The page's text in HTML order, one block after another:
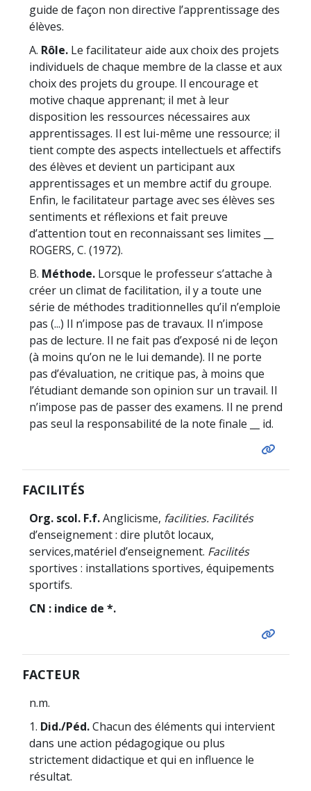
guide de façon non directive l’apprentissage des
élèves.
A. Rôle. Le facilitateur aide aux choix des projets
individuels de chaque membre de la classe et aux
choix des projets du groupe. Il encourage et
motive chaque apprenant; il met à leur
disposition les ressources nécessaires aux
apprentissages. Il est lui-même une ressource; il
tient compte des aspects intellectuels et affectifs
des élèves et devient un participant aux
apprentissages et un membre actif du groupe.
Enfin, le facilitateur partage avec ses élèves ses
sentiments et réflexions et fait preuve
d’attention tout en reconnaissant ses limites __
ROGERS, C. (1972).
B. Méthode.Lorsque le professeur s’attache à
créer un climat de facilitation, il y a toute une
série de méthodes traditionnelles qu’il n’emploie
pas (...) Il n’impose pas de travaux. Il n’impose
pas de lecture. Il ne fait pas d’exposé ni de leçon
(à moins qu’on ne le lui demande). Il ne porte
pas d’évaluation, ne critique pas, à moins que
l’étudiant demande son opinion sur un travail. Il
n’impose pas de passer des examens. Il ne prend
pas seul la responsabilité de la note finale __ id.
FACILITÉS
Org. scol. F.f.Anglicisme, facilities. Facilités
d’enseignement : dire plutôt locaux,
services,matériel d’enseignement. Facilités
sportives : installations sportives, équipements
sportifs.
CN : indice de *.
FACTEUR
n.m.
1. Did./Péd.Chacun des éléments qui intervient
dans une action pédagogique ou plus
strictement didactique et qui en influence le
résultat.